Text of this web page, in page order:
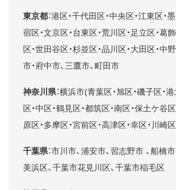
東京都：港区・千代田区・中央区・江東区・
宿区・⽂京区・台東区・荒川区・⾜⽴区・葛
区・世⽥⾕区・杉並区・品川区・大田区・中
市・府中市、三鷹市、町田市
神奈川県：横浜市(青葉区・旭区・磯⼦区・
区・中区・鶴見区・都筑区・南区・保土ケ谷
原区・多摩区・宮前区・高津区・幸区・川崎
千葉県：市川市、浦安市、習志野市 、船橋
美浜区、千葉市花見川区、千葉市稲毛区